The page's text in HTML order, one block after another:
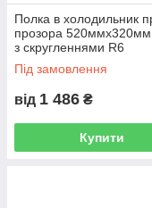
Полка в холодильник
прозора
з скругленнями R6
Під замовлення
від 1 486 ₴
Купити